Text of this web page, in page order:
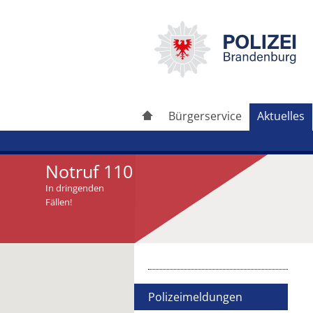
Bürgerservice Aktuelles
Notruf 110
In dringenden
Fällen!
Polizeimeldungen
Artikel weiterleiten